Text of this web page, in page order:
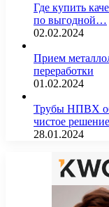
Где купить
по выгодной…
02.02.2024
Прием
переработки
01.02.2024
Трубы НПВХ
чистое
28.01.2024